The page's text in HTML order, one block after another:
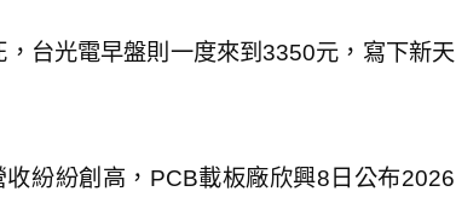
台光電早盤則一度來到3350元，寫下新天
紛紛創高，PCB載板廠欣興8日公布2026